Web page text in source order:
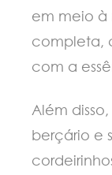
em meio à
completa,
com a
Além
berçário e